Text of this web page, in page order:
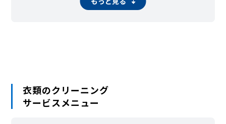
衣類のクリーニング
サービスメニュー